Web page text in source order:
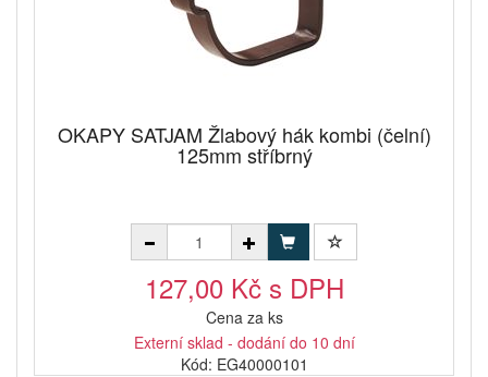
OKAPY SATJAM Žlabový hák kombi (čelní)
125mm stříbrný
127,00 Kč s DPH
Cena za ks
Externí sklad - dodání do 10 dní
Kód: EG40000101